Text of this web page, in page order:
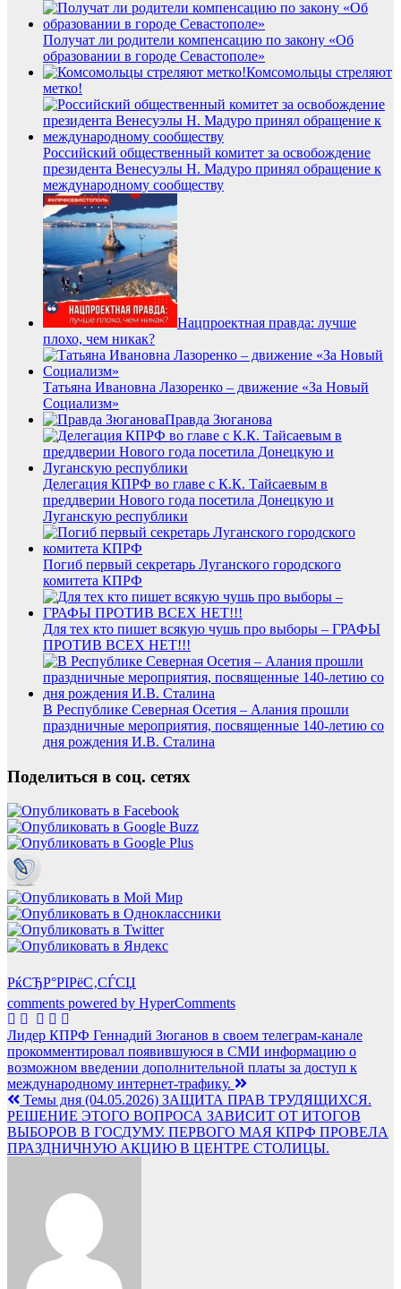
Получат ли родители компенсацию по закону «Об
образовании в городе Севастополе»
Комсомольцы стреляют
метко!
Российский общественный комитет за освобождение
президента Венесуэлы Н. Мадуро принял обращение к
международному сообществу
Нацпроектная правда: лучше
плохо, чем никак?
Татьяна Ивановна Лазоренко – движение «За Новый
Социализм»
Правда Зюганова
Делегация КПРФ во главе с К.К. Тайсаевым в
преддверии Нового года посетила Донецкую и
Луганскую республики
Погиб первый секретарь Луганского городского
комитета КПРФ
Для тех кто пишет всякую чушь про выборы – ГРАФЫ
ПРОТИВ ВСЕХ НЕТ!!!
В Республике Северная Осетия – Алания прошли
праздничные мероприятия, посвященные 140-летию со
дня рождения И.В. Сталина
Поделиться в соц. сетях
РќСЂР°РІРёС‚СЃСЏ
comments powered by HyperComments
Навигация
по
записям
Лидер КПРФ Геннадий Зюганов в своем телеграм-канале
прокомментировал появившуюся в СМИ информацию о
возможном введении дополнительной платы за доступ к
международному интернет-трафику.
Темы дня (04.05.2026) ЗАЩИТА ПРАВ ТРУДЯЩИХСЯ.
РЕШЕНИЕ ЭТОГО ВОПРОСА ЗАВИСИТ ОТ ИТОГОВ
ВЫБОРОВ В ГОСДУМУ. ПЕРВОГО МАЯ КПРФ ПРОВЕЛА
ПРАЗДНИЧНУЮ АКЦИЮ В ЦЕНТРЕ СТОЛИЦЫ.